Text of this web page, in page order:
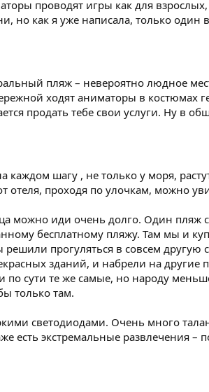
проводят игры как для взрослых,
но как я уже написала, только один
пляж – невероятно людное
ходят аниматоры в костюмах
продать тебе свои услуги. Ну в
каждом шагу , не только у моря,
проходя по улочкам, можно
можно иди очень долго. Один пляж
бесплатному пляжу. Там мы и
прогуляться в совсем другую
зданий, и набрели на другие
сути те же самые, но народу
только там.
светодиодами. Очень много
есть экстремальные развлечения –